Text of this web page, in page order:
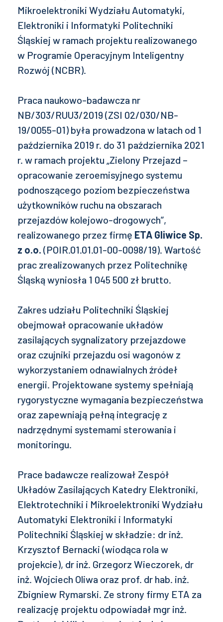
Mikroelektroniki Wydziału Automatyki,
Elektroniki i Informatyki Politechniki
Śląskiej w ramach projektu realizowanego
w Programie Operacyjnym Inteligentny
Rozwój (NCBR).
Praca naukowo-badawcza nr
NB/303/RUU3/2019 (ZSI 02/030/NB-
19/0055-01) była prowadzona w latach od 1
października 2019 r. do 31 października 2021
r. w ramach projektu „Zielony Przejazd –
opracowanie zeroemisyjnego systemu
podnoszącego poziom bezpieczeństwa
użytkowników ruchu na obszarach
przejazdów kolejowo-drogowych”,
realizowanego przez firmę ETA Gliwice Sp.
z o.o. (POIR.01.01.01-00-0098/19). Wartość
prac zrealizowanych przez Politechnikę
Śląską wyniosła 1 045 500 zł brutto.
Zakres udziału Politechniki Śląskiej
obejmował opracowanie układów
zasilających sygnalizatory przejazdowe
oraz czujniki przejazdu osi wagonów z
wykorzystaniem odnawialnych źródeł
energii. Projektowane systemy spełniają
rygorystyczne wymagania bezpieczeństwa
oraz zapewniają pełną integrację z
nadrzędnymi systemami sterowania i
monitoringu.
Prace badawcze realizował Zespół
Układów Zasilających Katedry Elektroniki,
Elektrotechniki i Mikroelektroniki Wydziału
Automatyki Elektroniki i Informatyki
Politechniki Śląskiej w składzie: dr inż.
Krzysztof Bernacki (wiodąca rola w
projekcie), dr inż. Grzegorz Wieczorek, dr
inż. Wojciech Oliwa oraz prof. dr hab. inż.
Zbigniew Rymarski. Ze strony firmy ETA za
realizację projektu odpowiadał mgr inż.